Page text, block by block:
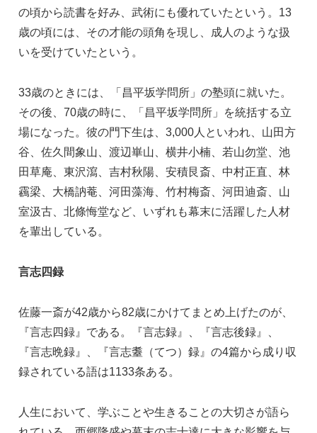
の頃から読書を好み、武術にも優れていたという。13
歳の頃には、その才能の頭角を現し、成人のような扱
いを受けていたという。
33歳のときには、「昌平坂学問所」の塾頭に就いた。
その後、70歳の時に、「昌平坂学問所」を統括する立
場になった。彼の門下生は、3,000人といわれ、山田方
谷、佐久間象山、渡辺崋山、横井小楠、若山勿堂、池
田草庵、東沢瀉、吉村秋陽、安積艮斎、中村正直、林
靏梁、大橋訥菴、河田藻海、竹村梅斎、河田迪斎、山
室汲古、北條悔堂など、いずれも幕末に活躍した人材
を輩出している。
言志四録
佐藤一斎が42歳から82歳にかけてまとめ上げたのが、
『言志四録』である。『言志録』、『言志後録』、
『言志晩録』、『言志耋（てつ）録』の4篇から成り収
録されている語は1133条ある。
人生において、学ぶことや生きることの大切さが語ら